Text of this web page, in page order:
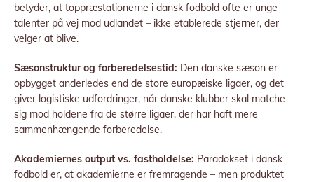
betyder, at toppræstationerne i dansk fodbold ofte er unge
talenter på vej mod udlandet – ikke etablerede stjerner, der
velger at blive.
Sæsonstruktur og forberedelsestid: Den danske sæson er
opbygget anderledes end de store europæiske ligaer, og det
giver logistiske udfordringer, når danske klubber skal matche
sig mod holdene fra de større ligaer, der har haft mere
sammenhængende forberedelse.
Akademiernes output vs. fastholdelse: Paradokset i dansk
fodbold er, at akademierne er fremragende – men produktet